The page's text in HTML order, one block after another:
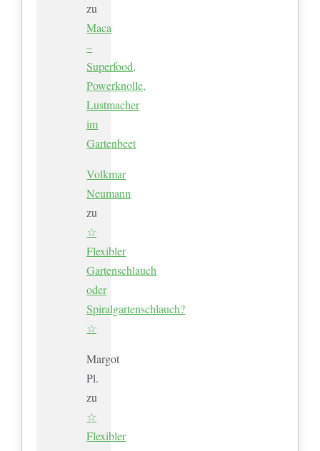
zu
Maca
–
Superfood,
Powerknolle,
Lustmacher
im
Gartenbeet
Volkmar
Neumann
zu
☆
Flexibler
Gartenschlauch
oder
Spiralgartenschlauch?
☆
Margot
Pl.
zu
☆
Flexibler